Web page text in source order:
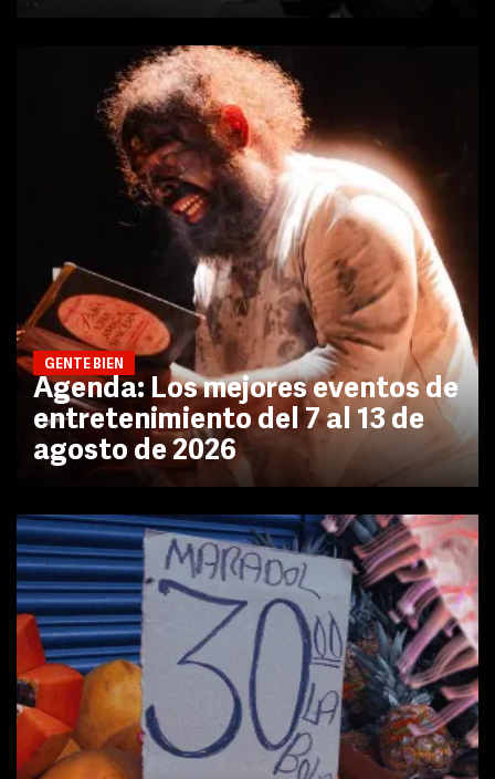
GENTE BIEN
Agenda: Los mejores eventos de
entretenimiento del 7 al 13 de
agosto de 2026